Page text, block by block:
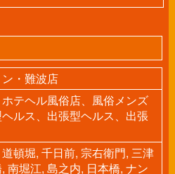
・難波店
テヘル風俗店、風俗メンズ
ルス、出張型ヘルス、出張
頓堀, 千日前, 宗右衛門, 三津
南堀江, 島之内, 日本橋, ナン